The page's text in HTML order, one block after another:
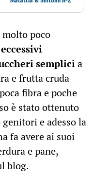
poco
eccessivi
semplicia
e frutta cruda
fibra e poche
è stato ottenuto
e adesso la
fa avere ai suoi
e pane,
blog.